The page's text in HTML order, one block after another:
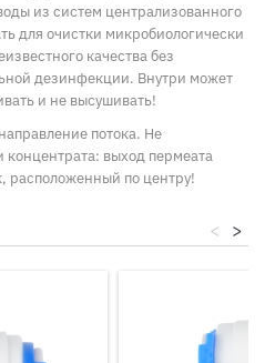
из систем централизованного
для очистки микробиологически
качества без
дезинфекции. Внутри может
и не высушивать!
потока. Не
концентрата: выход пермеата
расположенный по центру!
>
<